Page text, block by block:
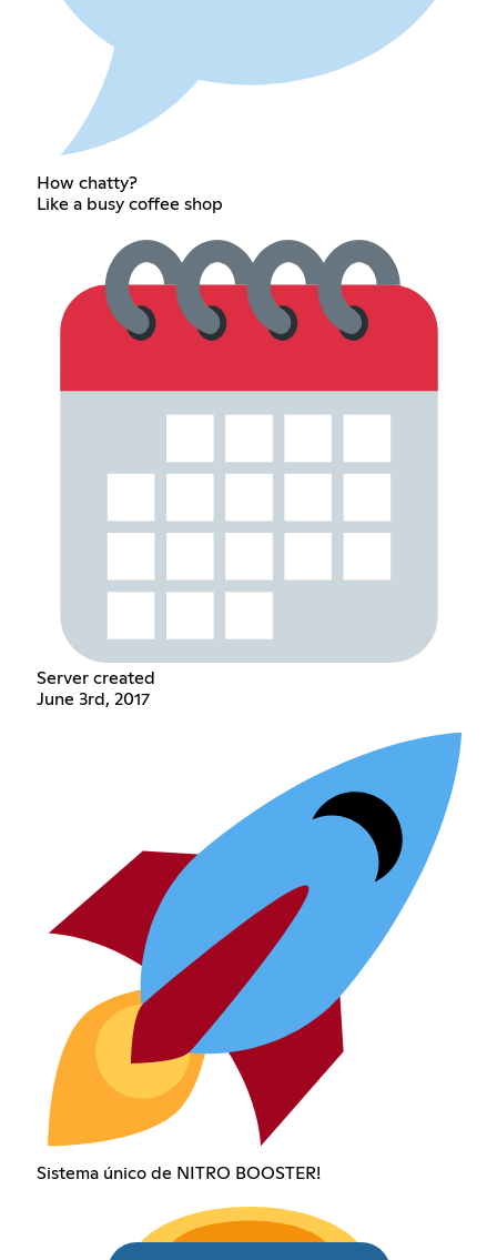
How chatty?
Like a busy coffee shop
Server created
June 3rd, 2017
Sistema único de NITRO BOOSTER!